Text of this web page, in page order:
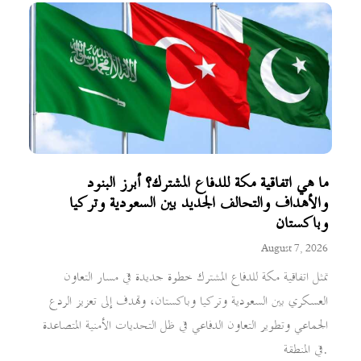
ما هي اتفاقية مكة للدفاع المشترك؟ أبرز البنود
والأهداف والتحالف الجديد بين السعودية وتركيا
وباكستان
August 7, 2026
تمثل اتفاقية مكة للدفاع المشترك خطوة جديدة في مسار التعاون
العسكري بين السعودية وتركيا وباكستان، وتهدف إلى تعزيز الردع
الجماعي وتطوير التعاون الدفاعي في ظل التحديات الأمنية المتصاعدة
في المنطقة.